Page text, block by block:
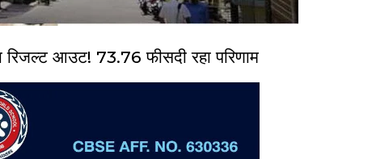
आउट! 73.76 फीसदी रहा परिणाम